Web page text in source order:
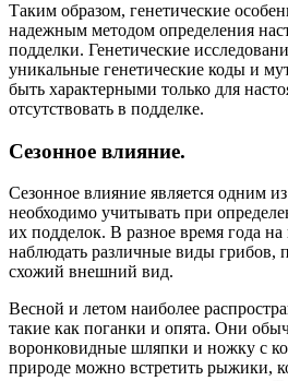
Таким образом, генетические
надежным методом определения
подделки. Генетические
уникальные генетические коды и
быть характерными только для
отсутствовать в подделке.
Сезонное влияние.
Сезонное влияние является одним
необходимо учитывать при
их подделок. В разное время года
наблюдать различные виды грибов,
схожий внешний вид.
Весной и летом наиболее
такие как поганки и опята. Они
воронковидные шляпки и ножку с
природе можно встретить рыжики,